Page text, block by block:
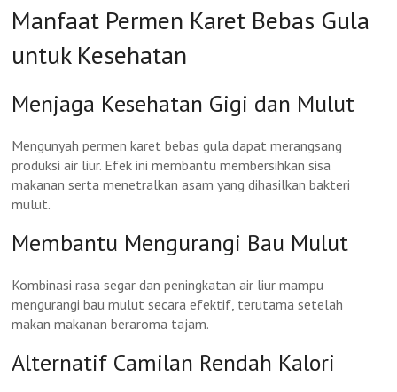
Manfaat Permen Karet Bebas Gula
untuk Kesehatan
Menjaga Kesehatan Gigi dan Mulut
Mengunyah permen karet bebas gula dapat merangsang
produksi air liur. Efek ini membantu membersihkan sisa
makanan serta menetralkan asam yang dihasilkan bakteri
mulut.
Membantu Mengurangi Bau Mulut
Kombinasi rasa segar dan peningkatan air liur mampu
mengurangi bau mulut secara efektif, terutama setelah
makan makanan beraroma tajam.
Alternatif Camilan Rendah Kalori